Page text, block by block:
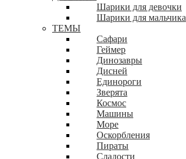
Шарики для девочки
Шарики для мальчика
ТЕМЫ
Сафари
Геймер
Динозавры
Дисней
Единороги
Зверята
Космос
Машины
Море
Оскорбления
Пираты
Сладости